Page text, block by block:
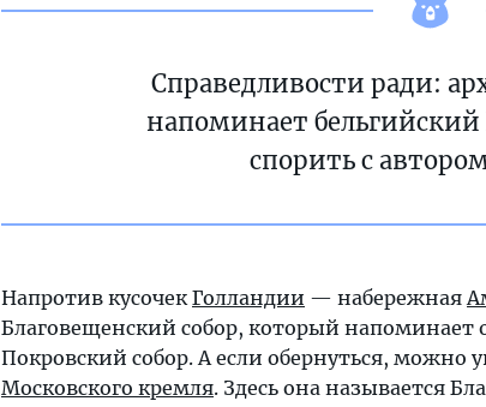
Справедливости ради:
напоминает
спорить с
Напротив кусочекГолландии — набережная
Благовещенский собор, который напоминает
Покровский собор. А если обернуться, можно
Московского кремля. Здесь она называется